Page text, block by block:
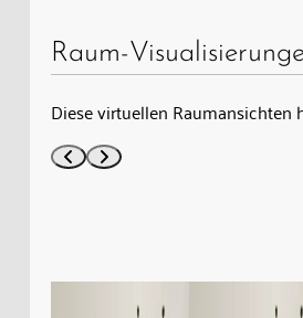
Raum-
Diese virtuellen